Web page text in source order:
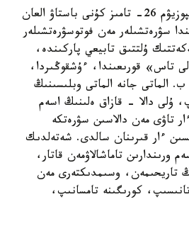
ەسكە سالا كەتەيىك، سيمپوزيۋم 26- تامىز كۇنى باستاۋ العان
سۋرەتشىلەر مەن فوتوسۋرەتشىلەر
ۇلتتىق تابيعي پاركىندە،
تاس» قورىعىندا، ءۇشقوڭىردا،
ب. الماتى جانە الماتى وبلىسىنىڭ
ۇلى دالا - قازاق ەلىنىڭ اسەم
تاۋى مەن دالاسىن سۋرەتكە
ءار قىرىنان سالدى. شەتەلدىك
ورىندارىن تاماشالاۋمەن قاتار،
تاريحىمەن، وسىمدىكتەرى مەن
كورىگىنە تامسانىپ،